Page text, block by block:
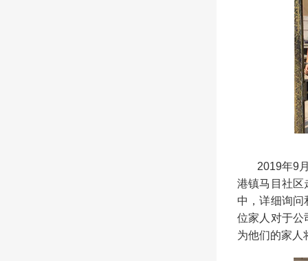
2019年9月
港镇马目社区
中，详细询问
位家人对于公
为他们的家人